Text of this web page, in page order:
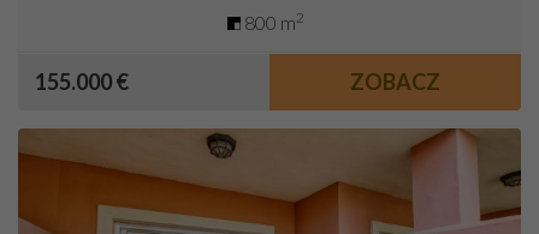
800 m2
155.000 € ZOBACZ